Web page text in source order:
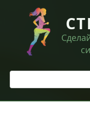
контенту
Поиск: